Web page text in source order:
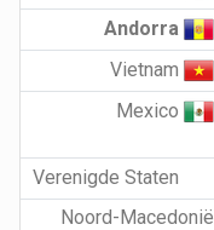
Andorra
Vietnam
Mexico
Verenigde Staten
Noord-Macedonië